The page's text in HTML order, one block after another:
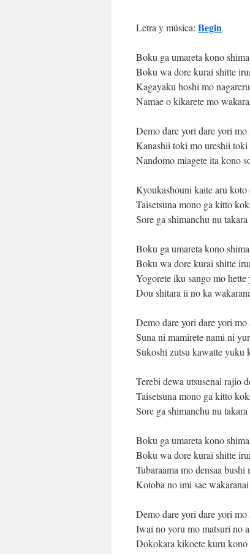
Letra y música: Begin
Boku ga umareta kono
Boku wa dore kurai shitte
Kagayaku hoshi mo
Namae o kikarete mo
Demo dare yori dare yori mo
Kanashii toki mo ureshii toki
Nandomo miagete ita kono
Kyoukashouni kaite aru koto
Taisetsuna mono ga kitto
Sore ga shimanchu nu takara
Boku ga umareta kono
Boku wa dore kurai shitte
Yogorete iku sango mo
Dou shitara ii no ka
Demo dare yori dare yori mo
Suna ni mamirete nami ni
Sukoshi zutsu kawatte yuku
Terebi dewa utsusenai rajio
Taisetsuna mono ga kitto
Sore ga shimanchu nu takara
Boku ga umareta kono
Boku wa dore kurai shitte
Tubaraama mo densaa bushi
Kotoba no imi sae wakaranai
Demo dare yori dare yori mo
Iwai no yoru mo matsuri no
Dokokara kikoete kuru kono